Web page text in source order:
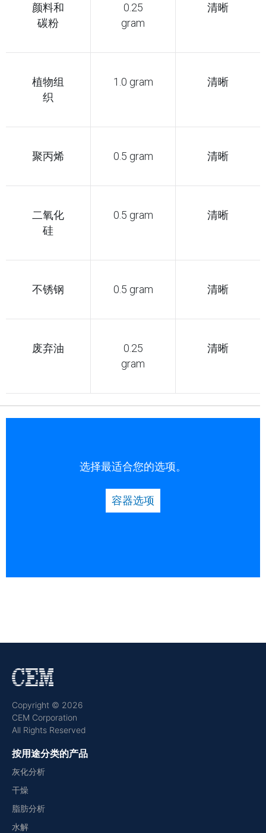
颜料和
碳粉
0.25
gram
清晰
植物组
织
1.0 gram 清晰
聚丙烯 0.5 gram 清晰
二氧化
硅
0.5 gram 清晰
不锈钢 0.5 gram 清晰
废弃油
0.25
gram
清晰
选择最适合您的选项。
容器选项
Copyright © 2026
CEM Corporation
All Rights Reserved
按用途分类的产品
灰化分析
干燥
脂肪分析
水解